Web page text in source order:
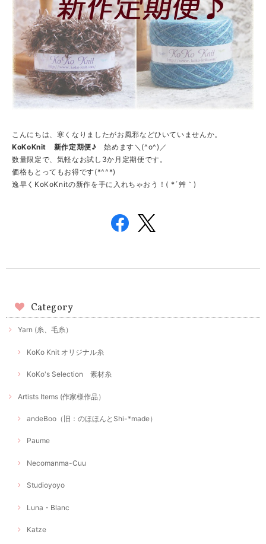
こんにちは、寒くなりましたがお風邪などひいていませんか。
KoKoKnit 新作定期便♪始めます＼(^o^)／
数量限定で、気軽なお試し3か月定期便です。
価格もとってもお得です(*^^*)
逸早くKoKoKnitの新作を手に入れちゃおう！( *´艸｀)
Category
Yarn (糸、毛糸）
KoKo Knit オリジナル糸
KoKo's Selection 素材糸
Artists Items (作家様作品）
andeBoo（旧：のほほんとShi-*made）
Paume
Necomanma-Cuu
Studioyoyo
Luna・Blanc
Katze